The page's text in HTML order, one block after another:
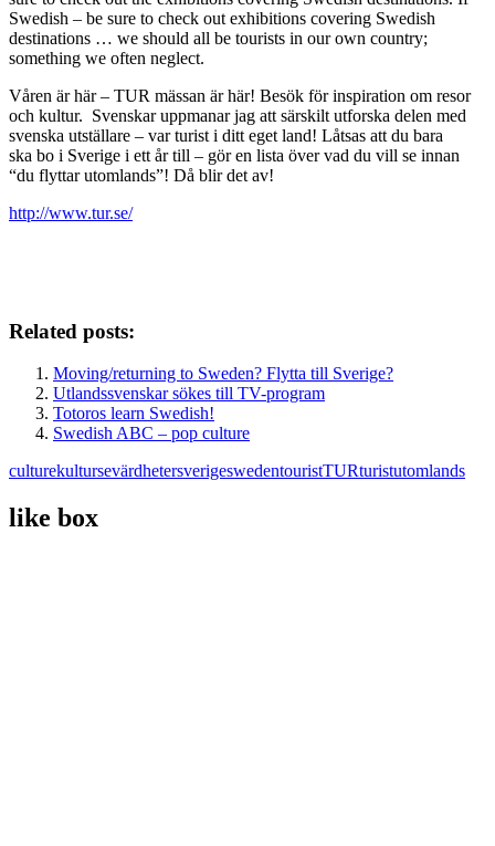
Swedish – be sure to check out exhibitions covering Swedish
destinations … we should all be tourists in our own country;
something we often neglect.
Våren är här – TUR mässan är här! Besök för inspiration om resor
och kultur. Svenskar uppmanar jag att särskilt utforska delen med
svenska utställare – var turist i ditt eget land! Låtsas att du bara
ska bo i Sverige i ett år till – gör en lista över vad du vill se innan
“du flyttar utomlands”! Då blir det av!
http://www.tur.se/
Related posts:
Moving/returning to Sweden? Flytta till Sverige?
Utlandssvenskar sökes till TV-program
Totoros learn Swedish!
Swedish ABC – pop culture
culturekultursevärdhetersverigeswedentouristTURturistutomlands
like box